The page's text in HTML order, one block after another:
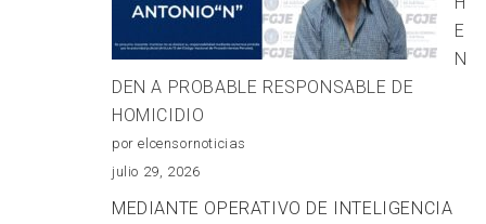
el
Archivo
E
N
DEN A PROBABLE RESPONSABLE DE
HOMICIDIO
por elcensornoticias
julio 29, 2026
MEDIANTE OPERATIVO DE INTELIGENCIA